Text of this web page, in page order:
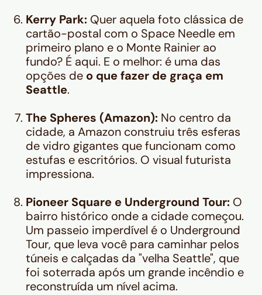
Kerry Park: Quer aquela foto clássica de
cartão-postal com o Space Needle em
primeiro plano e o Monte Rainier ao
fundo? É aqui. E o melhor: é uma das
opções de o que fazer de graça em
Seattle.
The Spheres (Amazon): No centro da
cidade, a Amazon construiu três esferas
de vidro gigantes que funcionam como
estufas e escritórios. O visual futurista
impressiona.
Pioneer Square e Underground Tour: O
bairro histórico onde a cidade começou.
Um passeio imperdível é o Underground
Tour, que leva você para caminhar pelos
túneis e calçadas da "velha Seattle", que
foi soterrada após um grande incêndio e
reconstruída um nível acima.